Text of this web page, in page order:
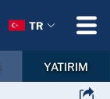
TR
YATIRIM